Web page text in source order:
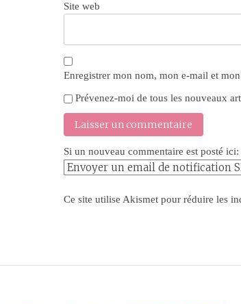
Site web
Enregistrer mon nom, mon e-mail et
Prévenez-moi de tous les nouveaux
Si un nouveau commentaire est posté ici:
Ce site utilise Akismet pour réduire les